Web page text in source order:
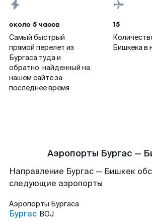
около 5 часов
Самый быстрый
прямой перелет из
Бургаса туда и
обратно, найденный на
нашем сайте за
последнее время
15
Бишкека в
Аэропорты Бургас —
Направление Бургас — Бишкек
следующие аэропорты
Аэропорты Бургаса
Бургас BOJ